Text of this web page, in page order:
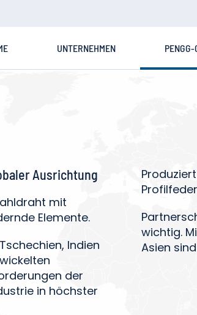
UNTERNEHMEN PENGG-
Ausrichtung
mit
Elemente.
Indien
der
in höchster
wichtig.
Asien